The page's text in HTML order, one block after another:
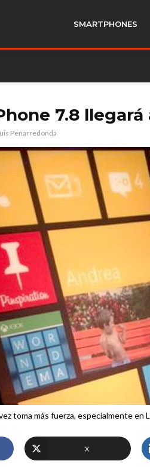
SMARTPHONES
7.8 llegará
Peñarredonda
toma más fuerza, especialmente en
X